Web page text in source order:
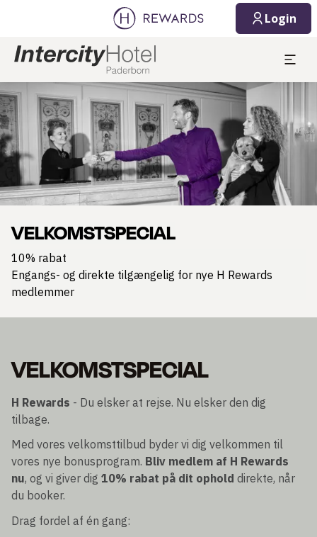
Login
Slide 1 af 1
VELKOMSTSPECIAL
10% rabat
Engangs- og direkte tilgængelig for nye H Rewards
medlemmer
VELKOMSTSPECIAL
H Rewards - Du elsker at rejse. Nu elsker den dig
tilbage.
Med vores velkomsttilbud byder vi dig velkommen til
vores nye bonusprogram. Bliv medlem af H Rewards
nu, og vi giver dig 10% rabat på dit ophold direkte, når
du booker.
Drag fordel af én gang: